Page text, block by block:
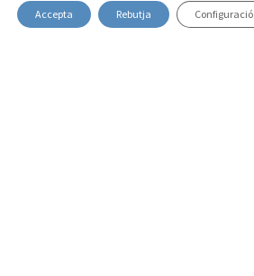
Accepta Rebutja Configuració